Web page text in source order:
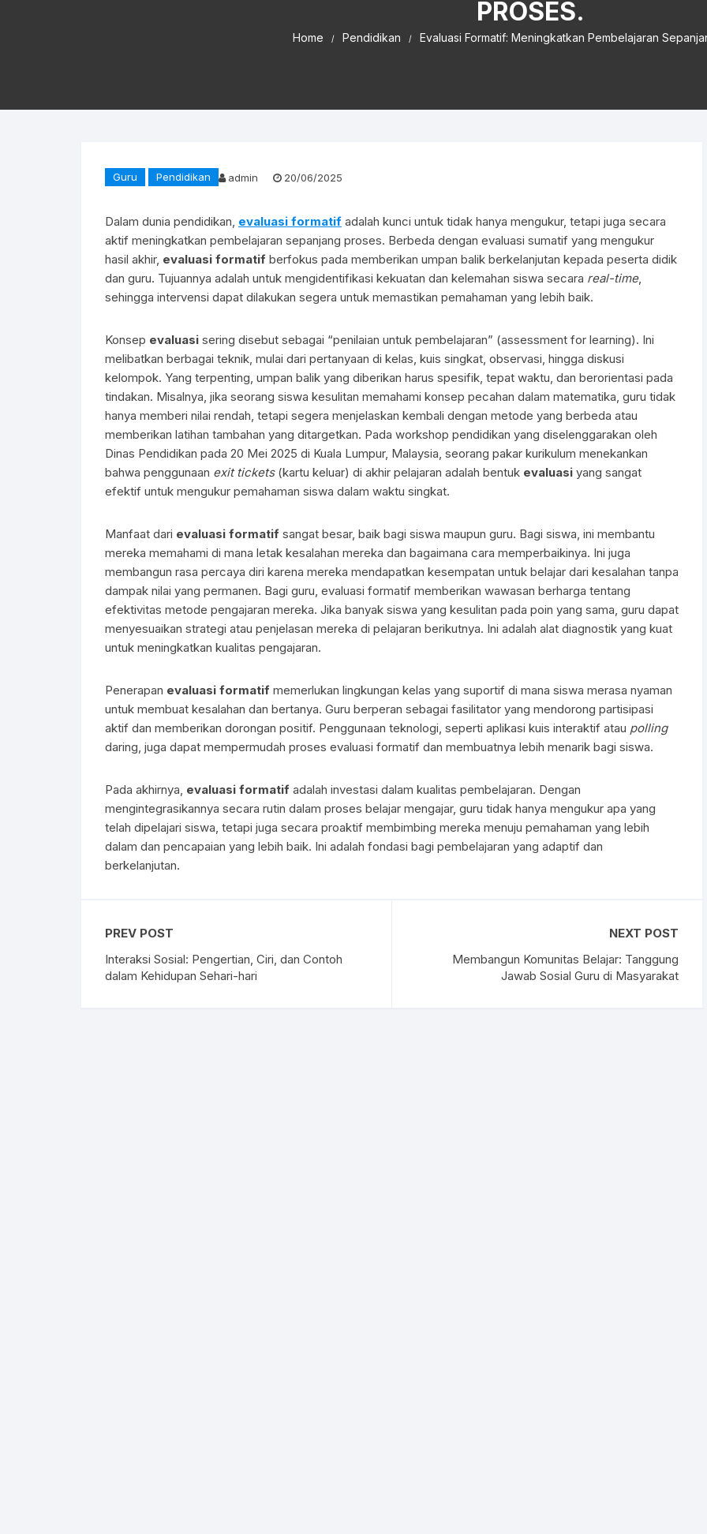
PROSES.
Home Pendidikan Evaluasi Formatif: Meningkatkan Pembelajaran
Guru Pendidikan admin 20/06/2025
Dalam dunia pendidikan, evaluasi formatif adalah kunci untuk tidak hanya mengukur, tetapi juga secara
aktif meningkatkan pembelajaran sepanjang proses. Berbeda dengan evaluasi sumatif yang mengukur
hasil akhir, evaluasi formatif berfokus pada memberikan umpan balik berkelanjutan kepada peserta didik
dan guru. Tujuannya adalah untuk mengidentifikasi kekuatan dan kelemahan siswa secara real-time,
sehingga intervensi dapat dilakukan segera untuk memastikan pemahaman yang lebih baik.
Konsep evaluasi sering disebut sebagai “penilaian untuk pembelajaran” (assessment for learning). Ini
melibatkan berbagai teknik, mulai dari pertanyaan di kelas, kuis singkat, observasi, hingga diskusi
kelompok. Yang terpenting, umpan balik yang diberikan harus spesifik, tepat waktu, dan berorientasi pada
tindakan. Misalnya, jika seorang siswa kesulitan memahami konsep pecahan dalam matematika, guru tidak
hanya memberi nilai rendah, tetapi segera menjelaskan kembali dengan metode yang berbeda atau
memberikan latihan tambahan yang ditargetkan. Pada workshop pendidikan yang diselenggarakan oleh
Dinas Pendidikan pada 20 Mei 2025 di Kuala Lumpur, Malaysia, seorang pakar kurikulum menekankan
bahwa penggunaan exit tickets(kartu keluar) di akhir pelajaran adalah bentuk evaluasi yang sangat
efektif untuk mengukur pemahaman siswa dalam waktu singkat.
Manfaat dari evaluasi formatif sangat besar, baik bagi siswa maupun guru. Bagi siswa, ini membantu
mereka memahami di mana letak kesalahan mereka dan bagaimana cara memperbaikinya. Ini juga
membangun rasa percaya diri karena mereka mendapatkan kesempatan untuk belajar dari kesalahan tanpa
dampak nilai yang permanen. Bagi guru, evaluasi formatif memberikan wawasan berharga tentang
efektivitas metode pengajaran mereka. Jika banyak siswa yang kesulitan pada poin yang sama, guru dapat
menyesuaikan strategi atau penjelasan mereka di pelajaran berikutnya. Ini adalah alat diagnostik yang kuat
untuk meningkatkan kualitas pengajaran.
Penerapan evaluasi formatif memerlukan lingkungan kelas yang suportif di mana siswa merasa nyaman
untuk membuat kesalahan dan bertanya. Guru berperan sebagai fasilitator yang mendorong partisipasi
aktif dan memberikan dorongan positif. Penggunaan teknologi, seperti aplikasi kuis interaktif atau polling
daring, juga dapat mempermudah proses evaluasi formatif dan membuatnya lebih menarik bagi siswa.
Pada akhirnya, evaluasi formatif adalah investasi dalam kualitas pembelajaran. Dengan
mengintegrasikannya secara rutin dalam proses belajar mengajar, guru tidak hanya mengukur apa yang
telah dipelajari siswa, tetapi juga secara proaktif membimbing mereka menuju pemahaman yang lebih
dalam dan pencapaian yang lebih baik. Ini adalah fondasi bagi pembelajaran yang adaptif dan
berkelanjutan.
PREV POST
Interaksi Sosial: Pengertian, Ciri, dan Contoh
dalam Kehidupan Sehari-hari
NEXT POST
Membangun Komunitas Belajar: Tanggung
Jawab Sosial Guru di Masyarakat